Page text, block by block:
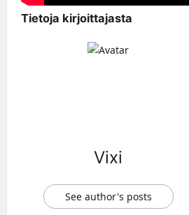
Tietoja kirjoittajasta
Vixi
See author's posts